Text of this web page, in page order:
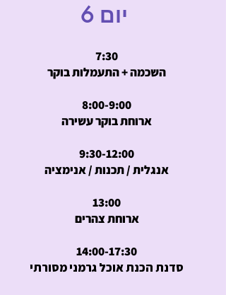
יום 6
7:30
השכמה + התעמלות בוקר
8:00-9:00
ארוחת בוקר עשירה
9:30-12:00
אנגלית / תכנות / אנימציה
13:00
ארוחת צהרים
14:00-17:30
סדנת הכנת אוכל גרמני מסורתי